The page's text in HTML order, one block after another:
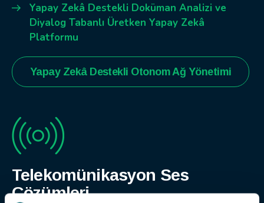
Yapay Zekâ Destekli Doküman Analizi ve
Diyalog Tabanlı Üretken Yapay Zekâ
Platformu
Yapay Zekâ Destekli Otonom Ağ Yönetimi
Telekomünikasyon Ses
Çözümleri